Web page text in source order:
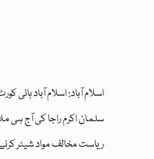
اسلام آباد: اسلام آباد
سلمان اکرم راجا کی آج ہی
ریاست مخالف مواد شیئر